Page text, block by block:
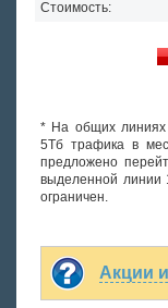
Стоимость:
* На общих линиях
5Тб трафика в
предложено
выделенной линии
ограничен.
Акции